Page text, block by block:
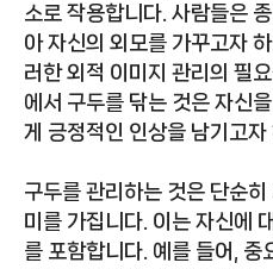
소로 작용합니다. 사람들은
아 자신의 외모를 가꾸고자
러한 외적 이미지 관리의 필
에서 구두를 닦는 것은 자신
게 긍정적인 인상을 남기고자
구두를 관리하는 것은 단순히
미를 가집니다. 이는 자신에
를 포함합니다. 예를 들어, 중